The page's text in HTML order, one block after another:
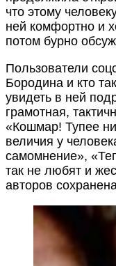
что этому
ней комфортно и
потом бурно
Пользователи
Бородина и кто
увидеть в ней
грамотная,
«Кошмар! Тупее
величия у
самомнение»,
так не любят и
авторов